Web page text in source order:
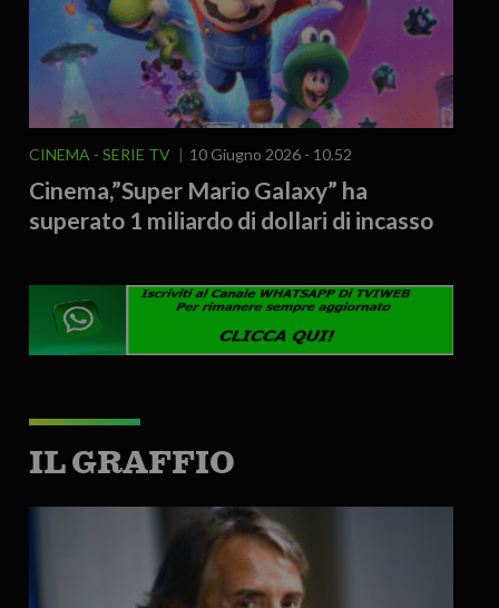
CINEMA - SERIE TV 10 Giugno 2026 - 10.52
Cinema,”Super Mario Galaxy” ha
superato 1 miliardo di dollari di incasso
IL GRAFFIO